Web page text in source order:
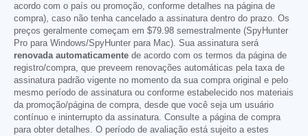
acordo com o país ou promoção, conforme detalhes na página de
compra), caso não tenha cancelado a assinatura dentro do prazo. Os
preços geralmente começam em $79.98 semestralmente (SpyHunter
Pro para Windows/SpyHunter para Mac). Sua assinatura será
renovada automaticamente de acordo com os termos da página de
registro/compra, que preveem renovações automáticas pela taxa de
assinatura padrão vigente no momento da sua compra original e pelo
mesmo período de assinatura ou conforme estabelecido nos materiais
da promoção/página de compra, desde que você seja um usuário
contínuo e ininterrupto da assinatura. Consulte a página de compra
para obter detalhes. O período de avaliação está sujeito a estes